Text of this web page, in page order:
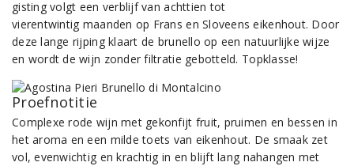
gisting volgt een verblijf van achttien tot
vierentwintig maanden op Frans en Sloveens eikenhout. Door
deze lange rijping klaart de brunello op een natuurlijke wijze
en wordt de wijn zonder filtratie gebotteld. Topklasse!
Proefnotitie
Complexe rode wijn met gekonfijt fruit, pruimen en bessen in
het aroma en een milde toets van eikenhout. De smaak zet
vol, evenwichtig en krachtig in en blijft lang nahangen met